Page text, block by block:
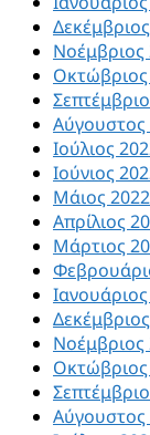
Νοέμβριος
Αύγουστος
Ιούλιος
Ιούνιος
Μάιος 2022
Απρίλιος
Μάρτιος
Νοέμβριος
Οκτώβριος
Αύγουστος